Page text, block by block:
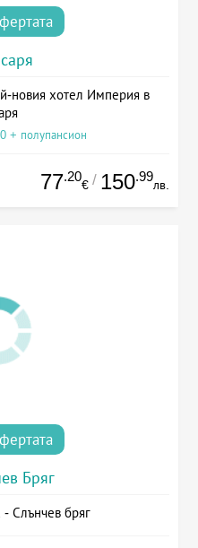
новия хотел Империя в
+ полупансион
77.20
€ / 150.99
лв.
Бряг
Слънчев бряг